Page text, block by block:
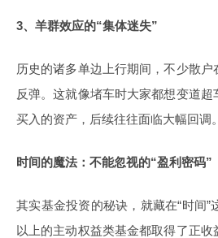
3、羊群效应的“集体迷失”
历史的诸多单边上行期间，不少散
反弹。这就像堵车时大家都想变道
买入的资产，后续往往面临大幅回调。
时间的魔法：不能忽视的“盈利密码”
其实基金投资的秘诀，就藏在“时间
以上的主动权益类基金都取得了正